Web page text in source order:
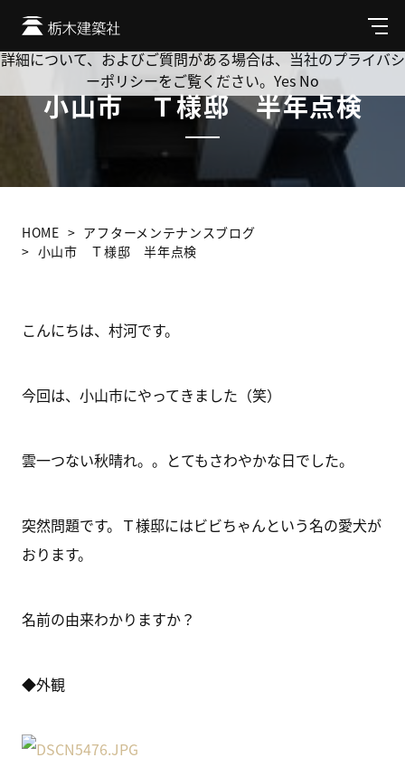
メ
ニ
ュ
小山市 Ｔ様邸 半年点検
HOME
アフターメンテナンスブログ
小山市 Ｔ様邸 半年点検
こんにちは、村河です。
今回は、小山市にやってきました（笑）
雲一つない秋晴れ。。とてもさわやかな日でした。
突然問題です。Ｔ様邸にはビビちゃんという名の愛犬が
おります。
名前の由来わかりますか？
◆外観
Cookie を使用して、お客様の活動を追跡してもよろしいです
か? 当社ではお客様のプライバシーを極めて重視しています。
詳細について、およびご質問がある場合は、当社のプライバシ
ーポリシーをご覧ください。 Yes No